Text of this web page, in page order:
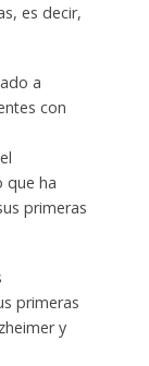
es decir,
a
con
que ha
primeras
primeras
y